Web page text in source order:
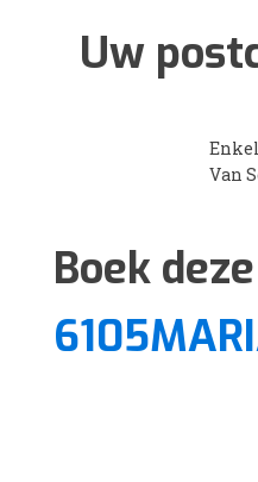
Uw
Van
Boek